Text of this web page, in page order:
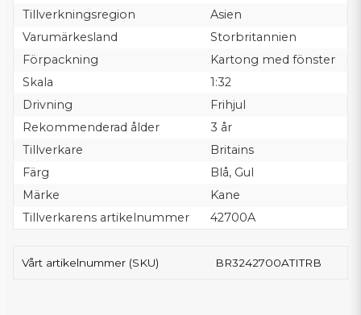
Tillverkningsregion
Asien
Varumärkesland
Storbritannien
Förpackning
Kartong med fönster
Skala
1:32
Drivning
Frihjul
Rekommenderad ålder
3 år
Tillverkare
Britains
Färg
Blå, Gul
Märke
Kane
Tillverkarens artikelnummer
42700A
Vårt artikelnummer (SKU) BR3242700ATITRB